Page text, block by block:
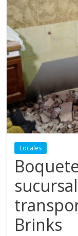
Locales
Brinks